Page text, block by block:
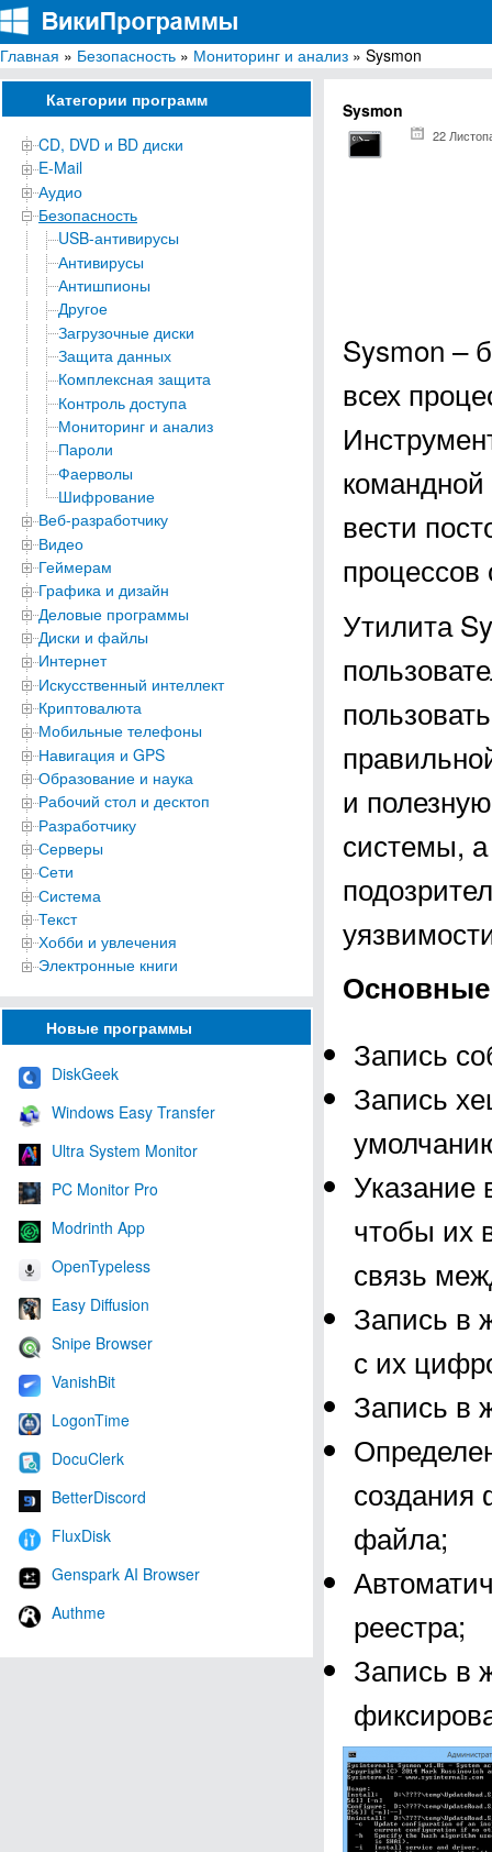
ВикиПрограммы
Энциклопедия бесплатных компьютерных программ для Windows
Главная » Безопасность » Мониторинг и анализ » Sysmon
Категории программ
CD, DVD и BD диски
E-Mail
Аудио
Безопасность
USB-антивирусы
Антивирусы
Антишпионы
Другое
Загрузочные диски
Защита данных
Комплексная защита
Контроль доступа
Мониторинг и анализ
Пароли
Фаерволы
Шифрование
Веб-разработчику
Видео
Геймерам
Графика и дизайн
Деловые программы
Диски и файлы
Интернет
Искусственный интеллект
Криптовалюта
Мобильные телефоны
Навигация и GPS
Образование и наука
Рабочий стол и десктоп
Разработчику
Серверы
Сети
Система
Текст
Хобби и увлечения
Электронные книги
Новые программы
DiskGeek
Windows Easy Transfer
Ultra System Monitor
PC Monitor Pro
Modrinth App
OpenTypeless
Easy Diffusion
Snipe Browser
VanishBit
LogonTime
DocuClerk
BetterDiscord
FluxDisk
Genspark AI Browser
Authme
Sysmon
22
Sysmon –
всех
вести
Утилита
и
системы,
Запись
Запись
Указание
чтобы их
связь
Запись в
с их
Запись в
создания
файла;
реестра;
Запись в